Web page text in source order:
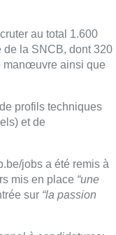
au total 1.600
de la SNCB, dont 320
manœuvre ainsi que
profils techniques
et de
jobs a été remis à
mis en place “une
sur “la passion